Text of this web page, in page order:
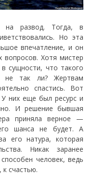
на развод. Тогда, в
Но эта
впечатление, и он
вопросов. Хотя мистер
сущности, что такого
не так ли? Жертвам
спастись. Вот
них еще был ресурс и
И решение бывшая
приняла верное —
шанса не будет. А
его натура, которая
Никак заранее
человек, ведь
к счастью.